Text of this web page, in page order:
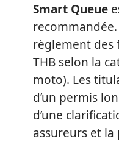
Smart Queue
règlement des
THB selon la
moto). Les
d’un permis
d’une
assureurs et la